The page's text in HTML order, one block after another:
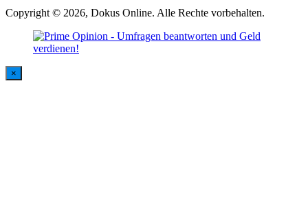
Copyright © 2026, Dokus Online. Alle Rechte vorbehalten.
×